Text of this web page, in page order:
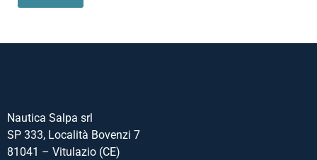
Nautica Salpa srl
SP 333, Località Bovenzi 7
81041 – Vitulazio (CE)